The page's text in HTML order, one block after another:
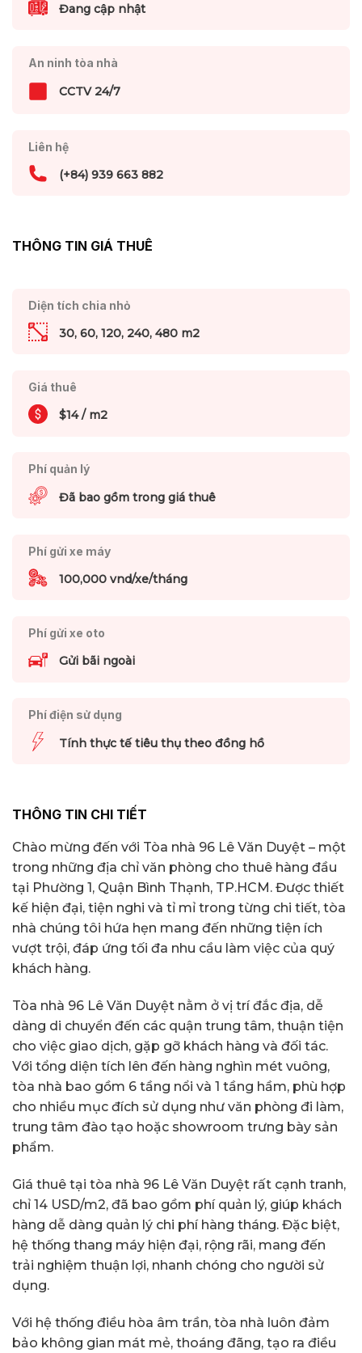
Đang cập nhật
An ninh tòa nhà
CCTV 24/7
Liên hệ
(+84) 939 663 882
THÔNG TIN GIÁ THUÊ
Diện tích chia nhỏ
30, 60, 120, 240, 480 m2
Giá thuê
$14 / m2
Phí quản lý
Đã bao gồm trong giá thuê
Phí gửi xe máy
100,000 vnd/xe/tháng
Phí gửi xe oto
Gửi bãi ngoài
Phí điện sử dụng
Tính thực tế tiêu thụ theo đồng hồ
THÔNG TIN CHI TIẾT
Chào mừng đến với Tòa nhà 96 Lê Văn Duyệt – một
trong những địa chỉ văn phòng cho thuê hàng đầu
tại Phường 1, Quận Bình Thạnh, TP.HCM. Được thiết
kế hiện đại, tiện nghi và tỉ mỉ trong từng chi tiết, tòa
nhà chúng tôi hứa hẹn mang đến những tiện ích
vượt trội, đáp ứng tối đa nhu cầu làm việc của quý
khách hàng.
Tòa nhà 96 Lê Văn Duyệt nằm ở vị trí đắc địa, dễ
dàng di chuyển đến các quận trung tâm, thuận tiện
cho việc giao dịch, gặp gỡ khách hàng và đối tác.
Với tổng diện tích lên đến hàng nghìn mét vuông,
tòa nhà bao gồm 6 tầng nổi và 1 tầng hầm, phù hợp
cho nhiều mục đích sử dụng như văn phòng đi làm,
trung tâm đào tạo hoặc showroom trưng bày sản
phẩm.
Giá thuê tại tòa nhà 96 Lê Văn Duyệt rất cạnh tranh,
chỉ 14 USD/m2, đã bao gồm phí quản lý, giúp khách
hàng dễ dàng quản lý chi phí hàng tháng. Đặc biệt,
hệ thống thang máy hiện đại, rộng rãi, mang đến
trải nghiệm thuận lợi, nhanh chóng cho người sử
dụng.
Với hệ thống điều hòa âm trần, tòa nhà luôn đảm
bảo không gian mát mẻ, thoáng đãng, tạo ra điều